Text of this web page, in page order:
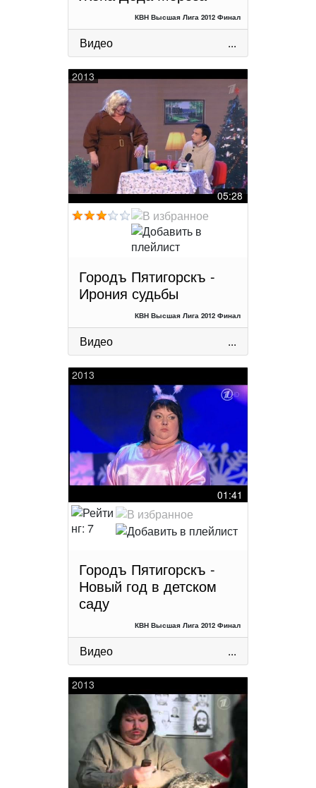
КВН Высшая Лига 2012 Финал
Видео ...
2013
05:28
Городъ Пятигорскъ -
Ирония судьбы
КВН Высшая Лига 2012 Финал
Видео ...
2013
01:41
Городъ Пятигорскъ -
Новый год в детском
саду
КВН Высшая Лига 2012 Финал
Видео ...
2013